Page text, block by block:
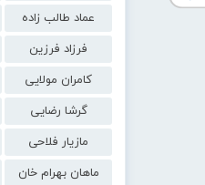
عماد طالب زاده
فرزاد فرزین
کامران مولایی
گرشا رضایی
مازیار فلاحی
ماهان بهرام خان